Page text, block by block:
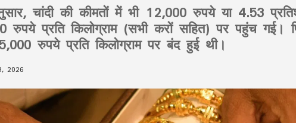
चांदी की कीमतों में भी 12,000 रुपये या 4.53
प्रति किलोग्राम (सभी करों सहित) पर पहुंच गई।
रुपये प्रति किलोग्राम पर बंद हुई थी।
2026